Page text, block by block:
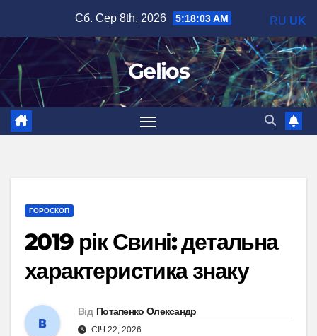
вмісту
Сб. Сер 8th, 2026 5:18:04 AM
Gelios
ГОРОСКОП
2019 рік Свині: детальна
характеристика знаку
Від Потапенко Олександр
СІЧ 22, 2026
RU UK